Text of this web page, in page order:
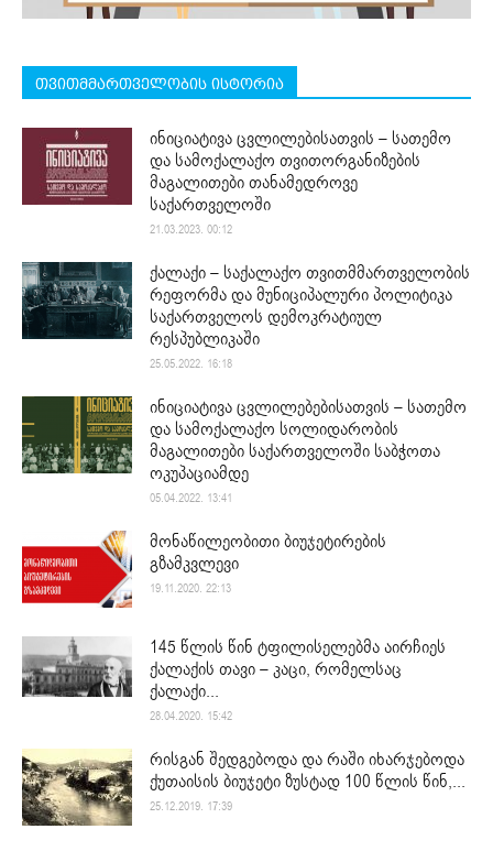
თვითმმართველობის ისტორია
ინიციატივა ცვლილებისათვის – სათემო
და სამოქალაქო თვითორგანიზების
მაგალითები თანამედროვე
საქართველოში
21.03.2023. 00:12
ქალაქი – საქალაქო თვითმმართველობის
რეფორმა და მუნიციპალური პოლიტიკა
საქართველოს დემოკრატიულ
რესპუბლიკაში
25.05.2022. 16:18
ინიციატივა ცვლილებებისათვის – სათემო
და სამოქალაქო სოლიდარობის
მაგალითები საქართველოში საბჭოთა
ოკუპაციამდე
05.04.2022. 13:41
მონაწილეობითი ბიუჯეტირების
გზამკვლევი
19.11.2020. 22:13
145 წლის წინ ტფილისელებმა აირჩიეს
ქალაქის თავი – კაცი, რომელსაც
ქალაქი...
28.04.2020. 15:42
რისგან შედგებოდა და რაში იხარჯებოდა
ქუთაისის ბიუჯეტი ზუსტად 100 წლის წინ,...
25.12.2019. 17:39